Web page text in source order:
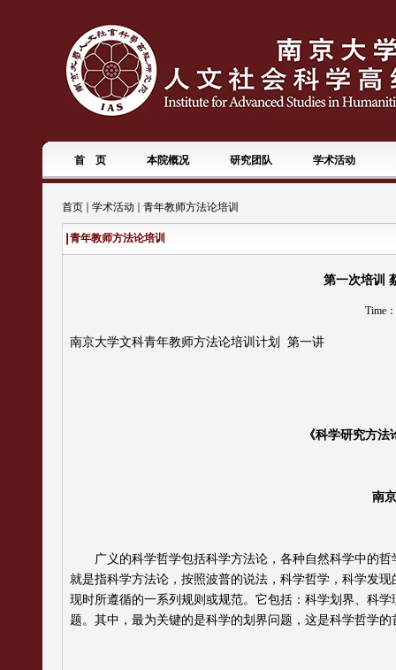
首 页 本院概况 研究团队 学术活动
首页 学术活动 青年教师方法论培训
青年教师方法论培训
第一次培训
Time
南京大学文科青年教师方法论培训计划 第一讲
《科学研究方
南
广义的科学哲学包括科学方法论，各种自然科学中的
就是指科学方法论，按照波普的说法，科学哲学，科学发
现时所遵循的一系列规则或规范。它包括：科学划界、科
题。其中，最为关键的是科学的划界问题，这是科学哲学